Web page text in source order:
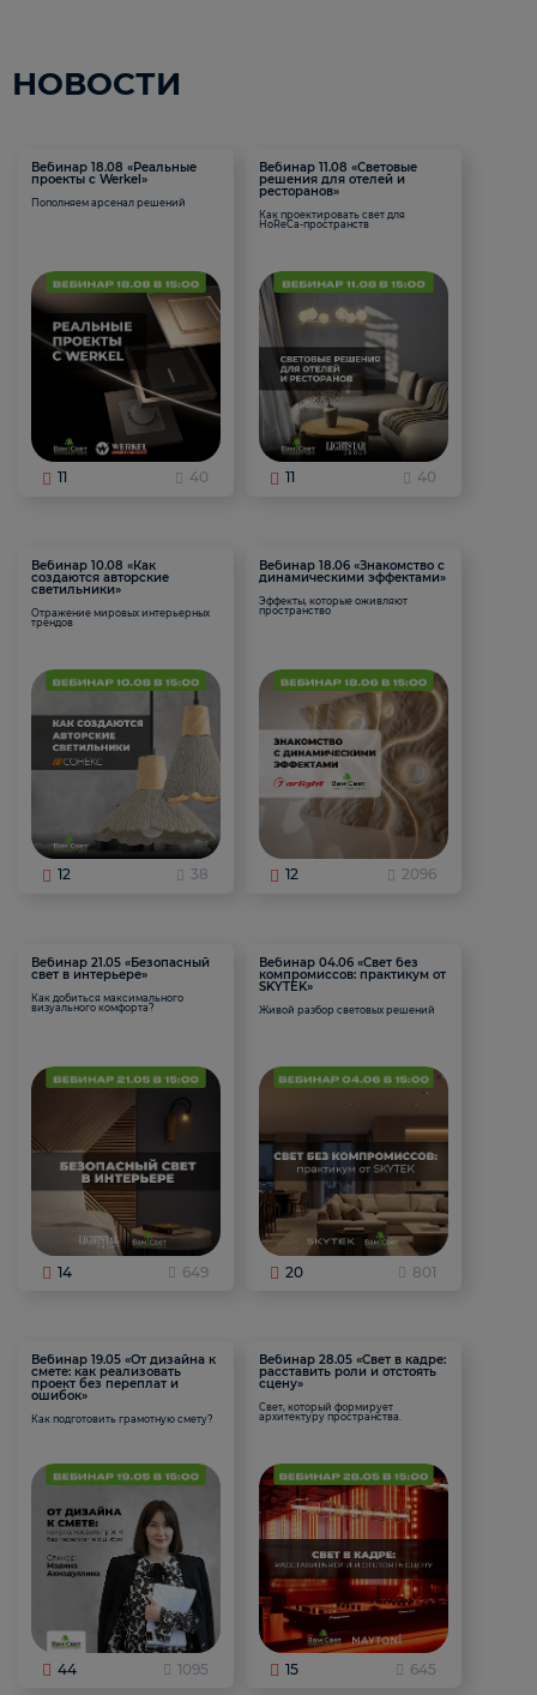
НОВОСТИ
Вебинар 18.08 «Реальные
проекты с Werkel»
Пополняем арсенал решений
11 40
Вебинар 11.08 «Световые
решения для отелей и
ресторанов»
Как проектировать свет для
HoReCa-пространств
11 40
Вебинар 10.08 «Как
создаются авторские
светильники»
Отражение мировых интерьерных
трендов
12 38
Вебинар 18.06 «Знакомство с
динамическими эффектами»
Эффекты, которые оживляют
пространство
12 2096
Вебинар 21.05 «Безопасный
свет в интерьере»
Как добиться максимального
визуального комфорта?
14 649
Вебинар 04.06 «Свет без
компромиссов: практикум от
SKYTEK»
Живой разбор световых решений
20 801
Вебинар 19.05 «От дизайна к
смете: как реализовать
проект без переплат и
ошибок»
Как подготовить грамотную смету?
44 1095
Вебинар 28.05 «Свет в кадре:
расставить роли и отстоять
сцену»
Свет, который формирует
архитектуру пространства.
15 645